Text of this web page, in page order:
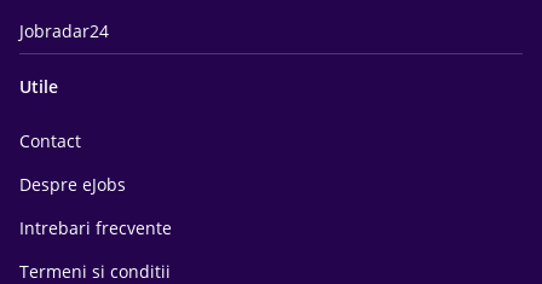
Jobradar24
Utile
Contact
Despre eJobs
Intrebari frecvente
Termeni si conditii